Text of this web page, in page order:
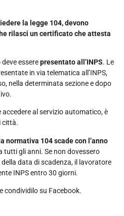
la legge 104, devono
rilasci un certificato che attesta
esserepresentato all’INPS. Le
in via telematica all’INPS,
nella determinata sezione e dopo
accedere al servizio automatico, è
città.
normativa 104 scade con l’anno
tutti gli anni. Se non dovessero
data di scadenza, il lavoratore
INPS entro 30 giorni.
condividilo su Facebook.